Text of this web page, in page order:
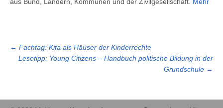
← Fachtag: Kita als Häuser der Kinderrechte
Lesetipp: Young Citizens – Handbuch politische Bildung in der
Grundschule →